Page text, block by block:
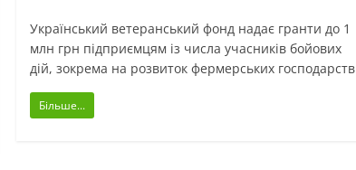
Український ветеранський фонд надає гранти до 1
млн грн підприємцям із числа учасників бойових
дій, зокрема на розвиток фермерських господарств
Більше...